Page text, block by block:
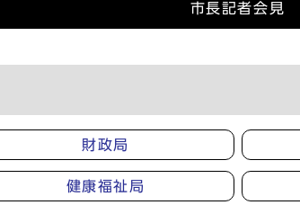
市長記者会見
財政局
健康福祉局